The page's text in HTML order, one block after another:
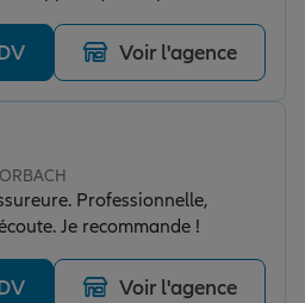
Voir l'agence
Professionnelle,
Je recommande !
Voir l'agence